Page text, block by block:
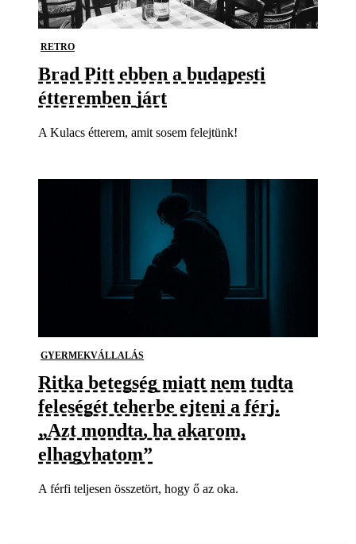
RETRO
Brad Pitt ebben a budapesti
étteremben járt
A Kulacs étterem, amit sosem felejtünk!
GYERMEKVÁLLALÁS
Ritka betegség miatt nem tudta
feleségét teherbe ejteni a férj.
„Azt mondta, ha akarom,
elhagyhatom”
A férfi teljesen összetört, hogy ő az oka.